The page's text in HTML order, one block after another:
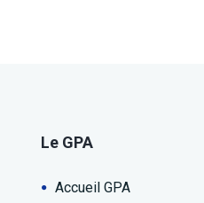
Le GPA
Accueil GPA